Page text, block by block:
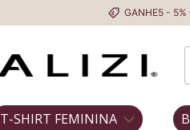
GANHE5 - 5% OFF NA
T-SHIRT FEMININA